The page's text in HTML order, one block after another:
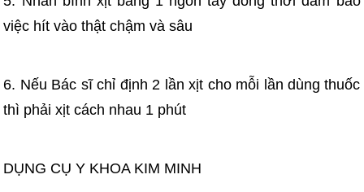
việc hít vào thật chậm và sâu
6. Nếu Bác sĩ chỉ định 2 lần xịt cho mỗi lần dùng thuốc
thì phải xịt cách nhau 1 phút
DỤNG CỤ Y KHOA KIM MINH